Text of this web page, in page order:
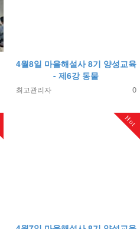
4월8일 마을해설사 8기 양성교육
- 제6강 동물
최고관리자 0
Hot